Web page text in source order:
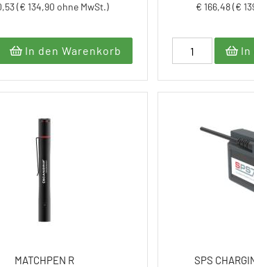
(€ 134,90 ohne MwSt.)
In den Warenkorb
€ 166,48 (€
In
MATCHPEN R SPS